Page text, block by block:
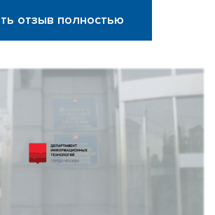
отзыв полностью